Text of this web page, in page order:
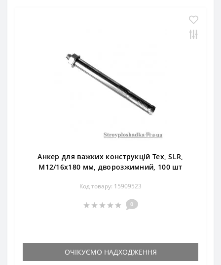
Анкер для важких конструкцій Тех, SLR,
М12/16х180 мм, дворозжимний, 100 шт
Код товару: 15909523
0
ОЧІКУЄМО НАДХОДЖЕННЯ